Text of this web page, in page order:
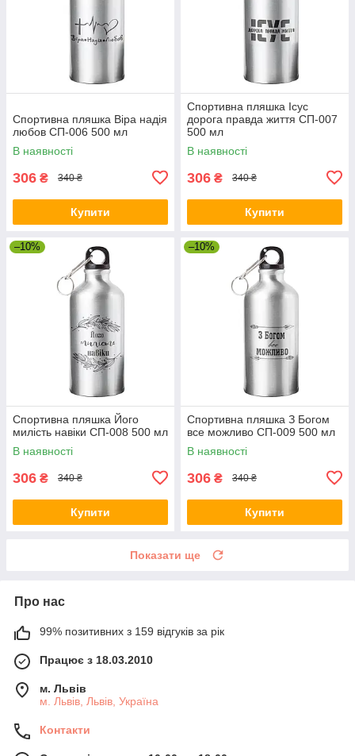
Спортивна пляшка Віра надія
любов СП-006 500 мл
В наявності
306 ₴ 340 ₴
Купити
Спортивна пляшка Ісус
дорога правда життя СП-007
500 мл
В наявності
306 ₴ 340 ₴
Купити
–10%
Спортивна пляшка Його
милість навіки СП-008 500 мл
В наявності
306 ₴ 340 ₴
Купити
–10%
Спортивна пляшка З Богом
все можливо СП-009 500 мл
В наявності
306 ₴ 340 ₴
Купити
Показати ще
Про нас
99% позитивних з 159 відгуків за рік
Працює з 18.03.2010
м. Львів
м. Львів, Львів, Україна
Контакти